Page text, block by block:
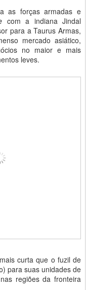
as forças armadas e
com a indiana Jindal
para a Taurus Armas,
mercado asiático,
no maior e mais
leves.
curta que o fuzil de
para suas unidades de
regiões da fronteira